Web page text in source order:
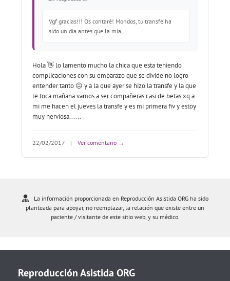
Vgf gracias!!! Os contaré! Mondos, tu transfe ha
sido un día antes que la mía,...
Hola 👋 lo lamento mucho la chica que esta teniendo
complicaciones con su embarazo que se divide no logro
entender tanto 😖 y a la que ayer se hizo la transfe y la que
le toca mañana vamos a ser compañeras casi de betas xq a
mi me hacen el jueves la transfe y es mi primera fiv y estoy
muy nerviosa......
22/02/2017 | Ver comentario →
La información proporcionada en Reproducción Asistida ORG ha sido
planteada para apoyar, no reemplazar, la relación que existe entre un
paciente / visitante de este sitio web, y su médico.
Reproducción Asistida ORG